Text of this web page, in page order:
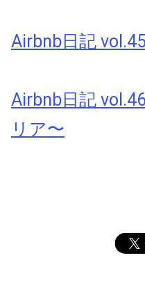
Airbnb日記
Airbnb日記
リア〜